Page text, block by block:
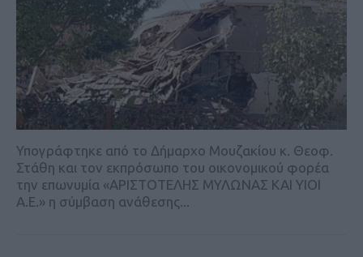
Υπογράφτηκε από το Δήμαρχο Μουζακίου κ. Θεοφ.
Στάθη και τον εκπρόσωπο του οικονομικού φορέα
την επωνυμία «ΑΡΙΣΤΟΤΕΛΗΣ ΜΥΛΩΝΑΣ ΚΑΙ ΥΙΟΙ
Α.Ε.» η σύμβαση ανάθεσης...